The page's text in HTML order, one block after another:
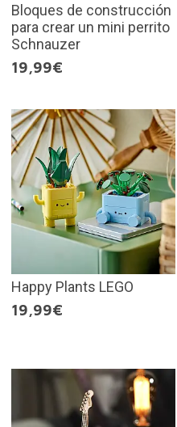
Bloques de construcción
para crear un mini perrito
Schnauzer
19,99€
Happy Plants LEGO
19,99€